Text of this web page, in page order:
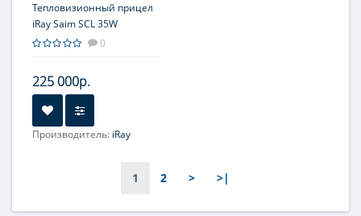
Тепловизионный прицел
iRay Saim SCL 35W
0
225 000р.
Производитель: iRay
8 шт.
1 2 > >|